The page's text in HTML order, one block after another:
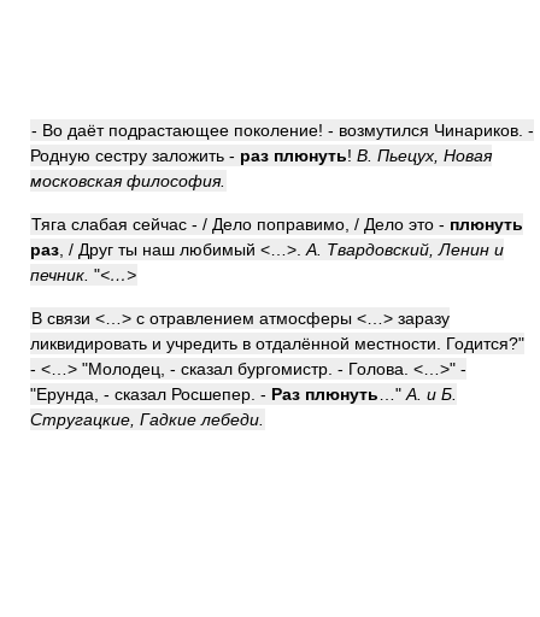
- Во даёт подрастающее поколение! - возмутился Чинариков. -
Родную сестру заложить - раз плюнуть! В. Пьецух, Новая
московская философия.
Тяга слабая сейчас - / Дело поправимо, / Дело это - плюнуть
раз , / Друг ты наш любимый <…>. А. Твардовский, Ленин и
печник. "<…>
В связи <…> с отравлением атмосферы <…> заразу
ликвидировать и учредить в отдалённой местности. Годится?"
- <…> "Молодец, - сказал бургомистр. - Голова. <…>" -
"Ерунда, - сказал Росшепер. - Раз плюнуть …" А. и Б.
Стругацкие, Гадкие лебеди.